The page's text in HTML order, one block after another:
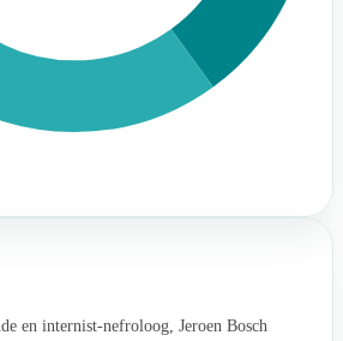
en internist-nefroloog, Jeroen Bosch